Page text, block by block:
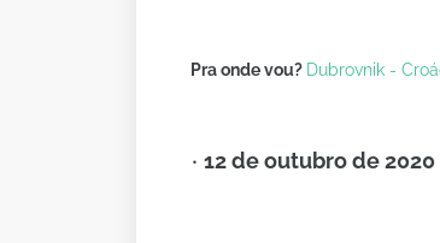
Pra onde vou? Dubrovnik -
12 de outubro de